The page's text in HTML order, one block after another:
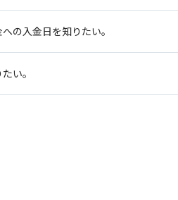
の入金日を知りたい。
い。